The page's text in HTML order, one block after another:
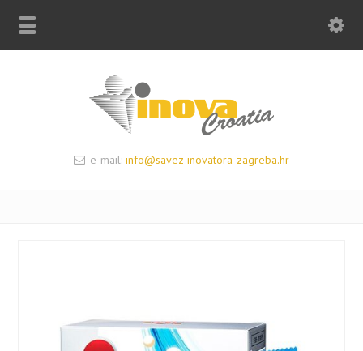
e-mail:info@savez-inovatora-zagreba.hr